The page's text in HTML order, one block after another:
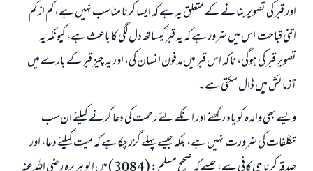
اور قبر کی تصویر بنانے کے متعلق یہ ہے کہ ایسا کرنا مناسب نہیں ہے، کم از کم
اتنی قباحت اس میں ضرور ہے کہ یہ قبر کیساتھ دل لگی کا باعث ہے، کیونکہ یہ
تصویر قبر کی ہوگی، نا کہ اس قبر میں مدفون انسان کی، اور یہ چیز قبر کے بارے میں
آزمائش میں ڈال سکتی ہے۔
ویسے بھی والدہ کو یاد رکھنے اور انکے لئے رحمت کی دعا کرنے کیلئے ان سب
تکلّفات کی ضرورت نہیں ہے، بلکہ جیسے پہلے گزر چکا ہے کہ میت کیلئے دعا، اور